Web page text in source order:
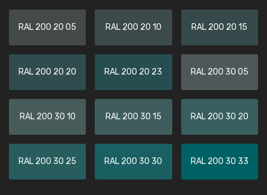
RAL 200 20 05 RAL 200 20 10 RAL 200 20 15
RAL 200 20 20 RAL 200 20 23 RAL 200 30 05
RAL 200 30 10 RAL 200 30 15 RAL 200 30 20
RAL 200 30 25 RAL 200 30 30 RAL 200 30 33